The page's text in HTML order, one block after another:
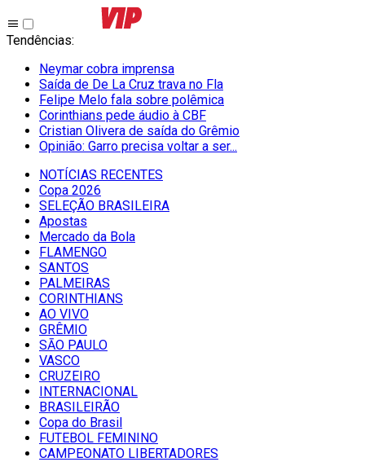
Tendências:
Neymar cobra imprensa
Saída de De La Cruz trava no Fla
Felipe Melo fala sobre polêmica
Corinthians pede áudio à CBF
Cristian Olivera de saída do Grêmio
Opinião: Garro precisa voltar a ser...
NOTÍCIAS RECENTES
Copa 2026
SELEÇÃO BRASILEIRA
Apostas
Mercado da Bola
FLAMENGO
SANTOS
PALMEIRAS
CORINTHIANS
AO VIVO
GRÊMIO
SĀO PAULO
VASCO
CRUZEIRO
INTERNACIONAL
BRASILEIRÃO
Copa do Brasil
FUTEBOL FEMININO
CAMPEONATO LIBERTADORES